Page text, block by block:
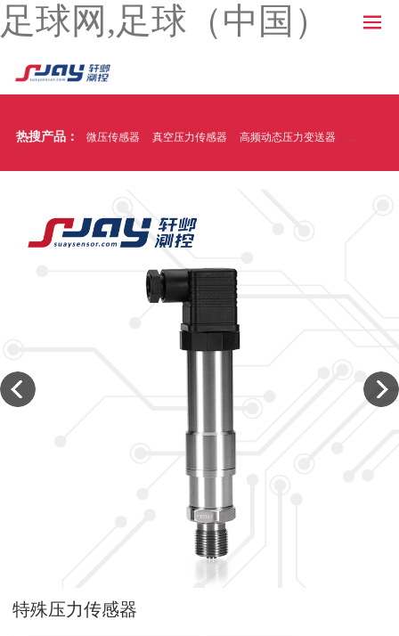
足球网,足球（中国）
热搜产品： 微压传感器 真空压力传感器 高频动态压力变送器 温压一体
特殊压力传感器